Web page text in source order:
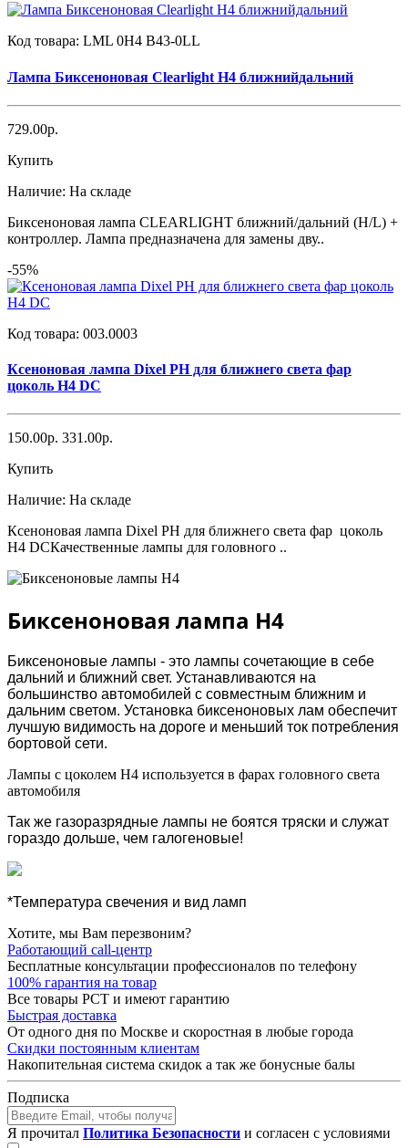
Код товара: LML 0H4 B43-0LL
Лампа Биксеноновая Clearlight H4 ближнийдальний
729.00р.
Купить
Наличие: На складе
Биксеноновая лампа CLEARLIGHT ближний/дальний (H/L) +
контроллер. Лампа предназначена для замены дву..
-55%
Код товара: 003.0003
Ксеноновая лампа Dixel PH для ближнего света фар
цоколь H4 DC
150.00р. 331.00р.
Купить
Наличие: На складе
Ксеноновая лампа Dixel PH для ближнего света фар цоколь
H4 DCКачественные лампы для головного ..
Биксеноновая лампа H4
Биксеноновые лампы - это лампы сочетающие в себе
дальний и ближний свет. Устанавливаются на
большинство автомобилей с совместным ближним и
дальним светом. Установка биксеноновых лам обеспечит
лучшую видимость на дороге и меньший ток потребления
бортовой сети.
Лампы с цоколем H4 используется в фарах головного света
автомобиля
Так же газоразрядные лампы не боятся тряски и служат
гораздо дольше, чем галогеновые!
*Температура свечения и вид ламп
Хотите, мы Вам перезвоним?
Работающий call-центр
Бесплатные консультации профессионалов по телефону
100% гарантия на товар
Все товары РСТ и имеют гарантию
Быстрая доставка
От одного дня по Москве и скоростная в любые города
Скидки постоянным клиентам
Накопительная система скидок а так же бонусные балы
Подписка
Я прочитал Политика Безопасности и согласен с условиями